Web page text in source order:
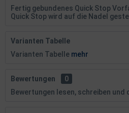
Fertig gebundenes Quick Stop
Quick Stop wird auf die Nadel
Varianten Tabelle
Varianten Tabelle mehr
Bewertungen
0
Bewertungen lesen, schreiben und